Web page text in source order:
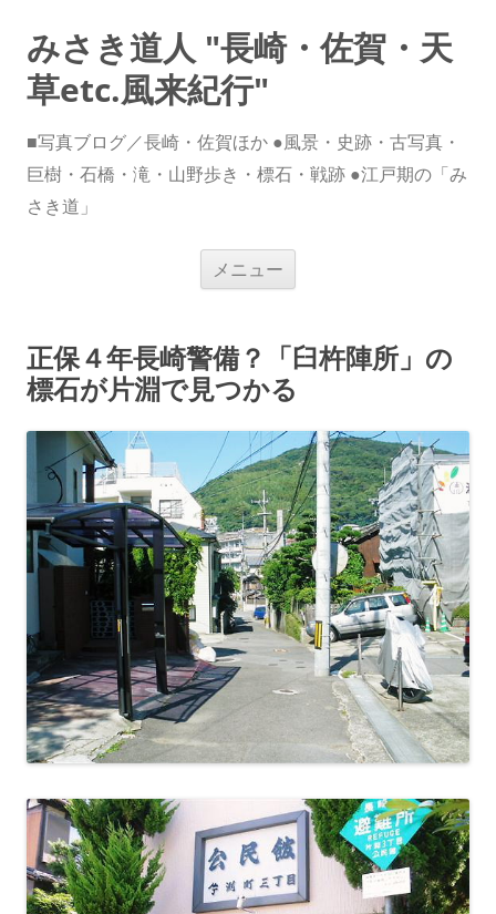
みさき道人 "長崎・佐賀・天
草etc.風来紀行"
■写真ブログ／長崎・佐賀ほか ●風景・史跡・古写真・
巨樹・石橋・滝・山野歩き・標石・戦跡 ●江戸期の「み
さき道」
メニュー
ス
キ
正保４年長崎警備？「臼杵陣所」の
標石が片淵で見つかる